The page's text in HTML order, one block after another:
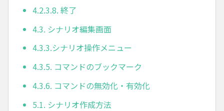
4.2.3.8. 終了
4.3. シナリオ編集画面
4.3.3.シナリオ操作メニュー
4.3.5. コマンドのブックマーク
4.3.6. コマンドの無効化・有効化
5.1. シナリオ作成方法